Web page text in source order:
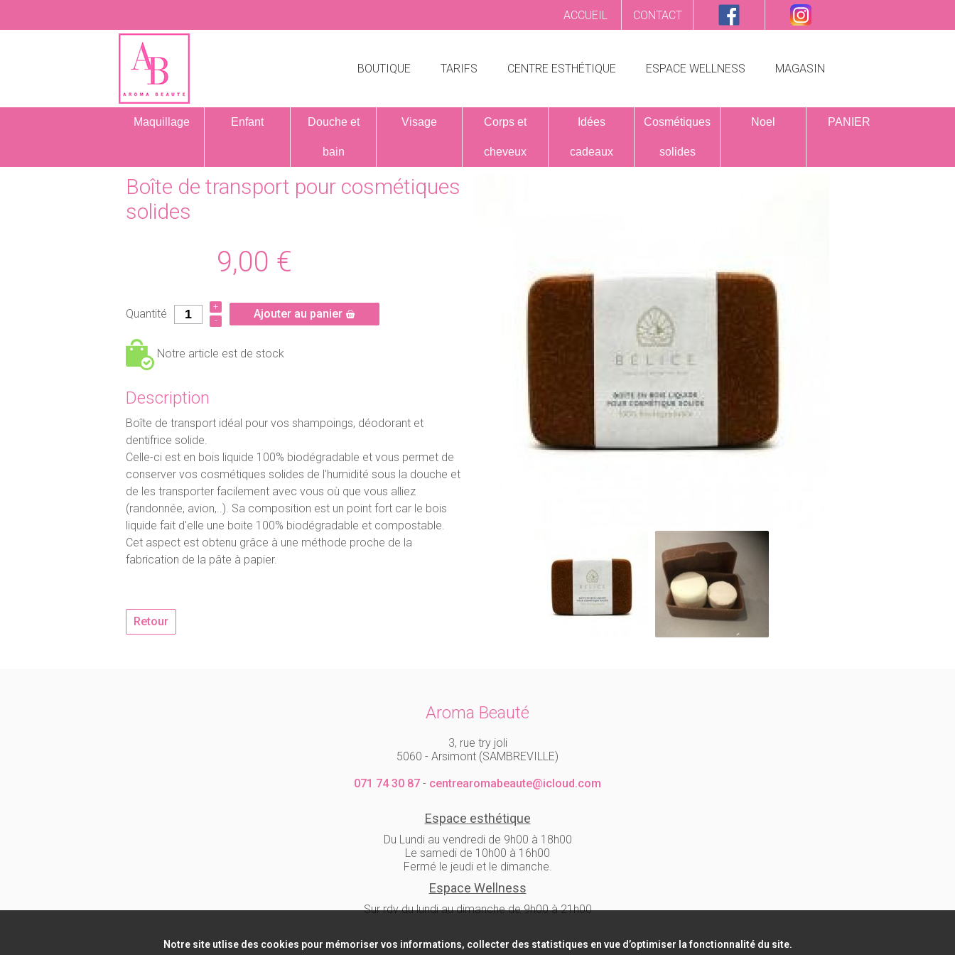
CONTACT
ACCUEIL
BOUTIQUE TARIFS CENTRE ESTHÉTIQUE ESPACE WELLNESS MAGASIN
Maquillage Enfant Douche et
bain
Visage Corps et
cheveux
Idées
cadeaux
Cosmétiques
solides
Noel PANIER
Boîte de transport pour cosmétiques
solides
9,00 €
Quantité
+
-
Ajouter au panier
Notre article est de stock
Description
Boîte de transport idéal pour vos shampoings, déodorant et
dentifrice solide.
Celle-ci est en bois liquide 100% biodégradable et vous permet de
conserver vos cosmétiques solides de l'humidité sous la douche et
de les transporter facilement avec vous où que vous alliez
(randonnée, avion,..). Sa composition est un point fort car le bois
liquide fait d'elle une boite 100% biodégradable et compostable.
Cet aspect est obtenu grâce à une méthode proche de la
fabrication de la pâte à papier.
Retour
Aroma Beauté
3, rue try joli
5060 - Arsimont (SAMBREVILLE)
071 74 30 87 - centrearomabeaute@icloud.com
Espace esthétique
Du Lundi au vendredi de 9h00 à 18h00
Le samedi de 10h00 à 16h00
Fermé le jeudi et le dimanche.
Espace Wellness
Sur rdv du lundi au dimanche de 9h00 à 21h00
Notre site utlise des cookies pour mémoriser vos informations, collecter des statistiques en vue d’optimiser la fonctionnalité du site.